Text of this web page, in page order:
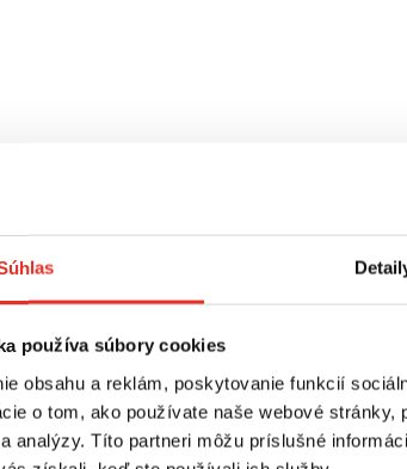
používa súbory cookies
obsahu a reklám, poskytovanie funkcií
o tom, ako používate naše webové
analýzy. Títo partneri môžu príslušné